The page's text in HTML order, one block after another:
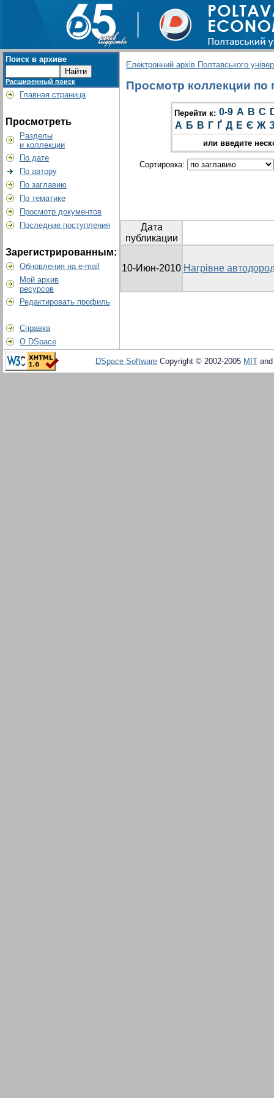
Поиск в архиве
Расширенный поиск
Главная страница
Просмотреть
Разделы
и коллекции
По дате
По автору
По заглавию
По тематике
Просмотр документов
Последние поступления
Зарегистрированным:
Обновления на e-mail
Мой архив
ресурсов
Редактировать профиль
Справка
О DSpace
Електронний архів Полтавського
Просмотр коллекции по
Перейти к: 0-9 A B C
А Б В Г Ґ Д Е Є Ж
или введите
Сортировка:
Дата
публикации
10-Июн-2010 Нагрівне
DSpace Software Copyright © 2002-2005 MIT